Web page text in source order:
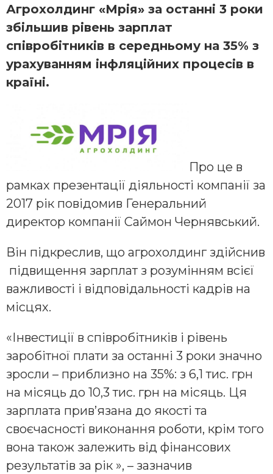
Агрохолдинг «Мрія» за останні 3 роки
збільшив рівень зарплат
співробітників в середньому на 35% з
урахуванням інфляційних процесів в
країні.
Про це в
рамках презентації діяльності компанії за
2017 рік повідомив Генеральний
директор компанії Саймон Чернявський.
Він підкреслив, що агрохолдинг здійснив
підвищення зарплат з розумінням всієї
важливості і відповідальності кадрів на
місцях.
«Інвестиції в співробітників і рівень
заробітної плати за останні 3 роки значно
зросли – приблизно на 35%: з 6,1 тис. грн
на місяць до 10,3 тис. грн на місяць. Ця
зарплата прив’язана до якості та
своєчасності виконання роботи, крім того
вона також залежить від фінансових
результатів за рік », – зазначив